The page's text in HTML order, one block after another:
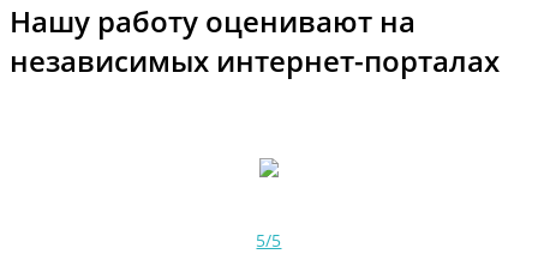
Нашу работу оценивают на
независимых интернет-порталах
5/5